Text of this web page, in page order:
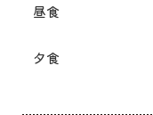
昼食
夕食